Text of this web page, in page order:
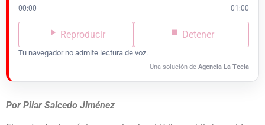
00:00 01:00
Reproducir Detener
Tu navegador no admite lectura de voz.
Una solución de Agencia La Tecla
Por Pilar Salcedo Jiménez